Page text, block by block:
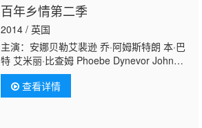
百年乡情第二季
2014 / 英国
主演：安娜贝勒艾裴逊 乔·阿姆斯特朗 本·巴
特 艾米丽·比查姆 Phoebe Dynevor John
Elkington 鲁珀特·伊文斯 Daniel
Ezra Anthony Flanagan James Foster 安德
鲁·高尔 斯科特·汉迪 Will Hemsley Samantha
查看详情